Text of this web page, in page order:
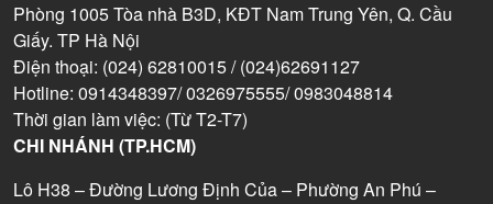
Phòng 1005 Tòa nhà B3D, KĐT Nam Trung Yên, Q. Cầu
Giấy. TP Hà Nội
Điện thoại: (024) 62810015 / (024)62691127
Hotline: 0914348397/ 0326975555/ 0983048814
Thời gian làm việc: (Từ T2-T7)
CHI NHÁNH (TP.HCM)
Lô H38 – Đường Lương Định Của – Phường An Phú –